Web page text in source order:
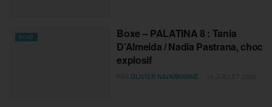
BOXE
Boxe – PALATINA 8 : Tania
D’Almeida / Nadia Pastrana, choc
explosif
OLIVIER NAVARRANNE